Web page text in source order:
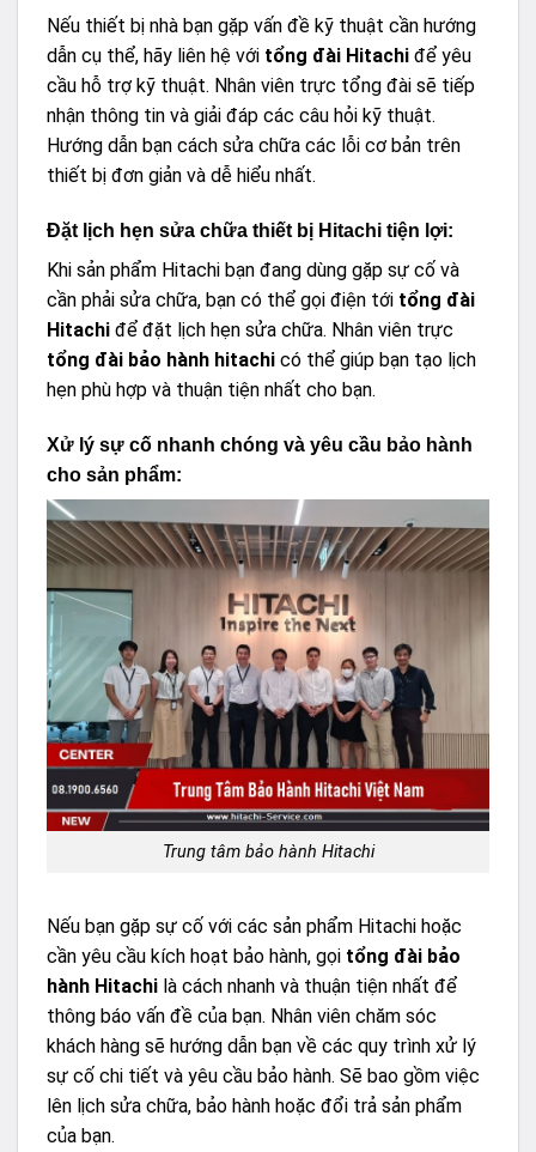
Nếu thiết bị nhà bạn gặp vấn đề kỹ thuật cần hướng
dẫn cụ thể, hãy liên hệ với tổng đài Hitachi để yêu
cầu hỗ trợ kỹ thuật. Nhân viên trực tổng đài sẽ tiếp
nhận thông tin và giải đáp các câu hỏi kỹ thuật.
Hướng dẫn bạn cách sửa chữa các lỗi cơ bản trên
thiết bị đơn giản và dễ hiểu nhất.
Đặt lịch hẹn sửa chữa thiết bị Hitachi tiện lợi:
Khi sản phẩm Hitachi bạn đang dùng gặp sự cố và
cần phải sửa chữa, bạn có thể gọi điện tới tổng đài
Hitachi để đặt lịch hẹn sửa chữa. Nhân viên trực
tổng đài bảo hành hitachi có thể giúp bạn tạo lịch
hẹn phù hợp và thuận tiện nhất cho bạn.
Xử lý sự cố nhanh chóng và yêu cầu bảo hành
cho sản phẩm:
Trung tâm bảo hành Hitachi
Nếu bạn gặp sự cố với các sản phẩm Hitachi hoặc
cần yêu cầu kích hoạt bảo hành, gọi tổng đài bảo
hành Hitachi là cách nhanh và thuận tiện nhất để
thông báo vấn đề của bạn. Nhân viên chăm sóc
khách hàng sẽ hướng dẫn bạn về các quy trình xử lý
sự cố chi tiết và yêu cầu bảo hành. Sẽ bao gồm việc
lên lịch sửa chữa, bảo hành hoặc đổi trả sản phẩm
của bạn.